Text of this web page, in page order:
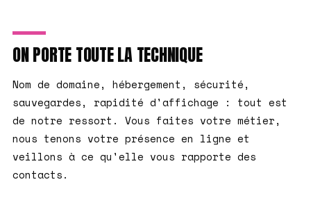
ON PORTE TOUTE LA TECHNIQUE
Nom de domaine, hébergement, sécurité,
sauvegardes, rapidité d'affichage : tout est
de notre ressort. Vous faites votre métier,
nous tenons votre présence en ligne et
veillons à ce qu'elle vous rapporte des
contacts.